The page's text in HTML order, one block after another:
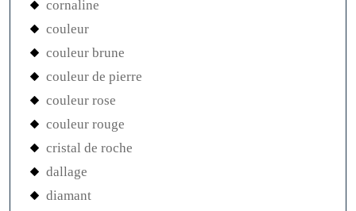
cornaline
couleur
couleur brune
couleur de pierre
couleur rose
couleur rouge
cristal de roche
dallage
diamant